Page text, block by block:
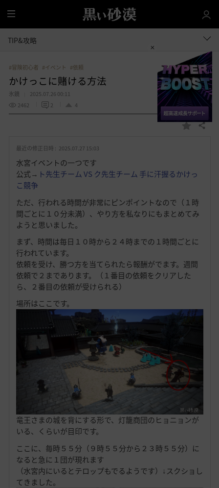
全
体
TIP&攻略
#冒険初心者 #イベント #依頼
かけっこに賭ける方法
氷鏡
2025.07.26 00:11
2462
2 4
お
り
共有する
最近の修正日時 : 2025.07.27 15:03
水宮イベントの一つです
公式→ ト先生チーム VS ク先生チーム 手に汗握るかけっ
こ競争
ただ、行われる時間が非常にピンポイントなので（１時
間ごとに１０分未満）、やり方を私なりにもまとめてみ
ようと思いました。
まず、時間は毎日１０時から２４時までの１時間ごとに
行われています。
依頼を受け、勝つ方を当てられたら報酬がでます。週間
依頼で２まであります。（１番目の依頼をクリアした
ら、２番目の依頼が受けられる）
場所はここです。
竜王さまの城を背にする形で、灯籠商団のヒョニョンが
いる、くらいが目印です。
ここに、毎時５５分（９時５５分から２３時５５分）に
なると急に１団が現れます
（水宮内にいるとテロップもでるようです）↓スクショし
てきました。